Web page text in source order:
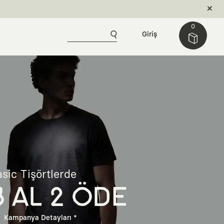
0
Giriş
Tişörtlerde
AL 2 ÖDE
Kampanya Detayları *